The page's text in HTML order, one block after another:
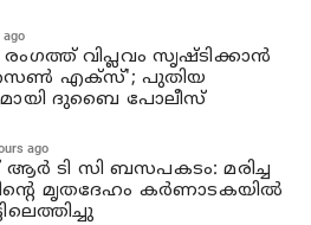
ago
വിപ്ലവം സൃഷ്ടിക്കാന്‍
എക്‌സ്'; പുതിയ
ദുബൈ പോലീസ്
ago
ടി സി ബസപകടം: മരിച്ച
മൃതദേഹം കര്‍ണാടകയില്‍